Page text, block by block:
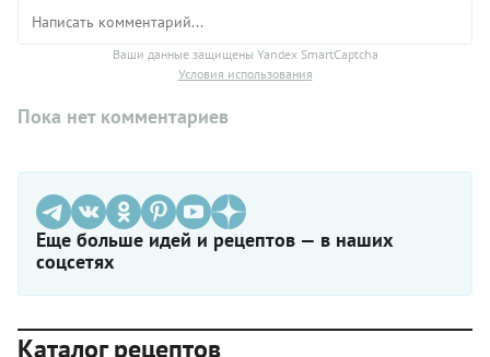
Ваши данные защищены Yandex SmartCaptcha
Условия использования
Пока нет комментариев
Еще больше идей и рецептов — в наших
соцсетях
Каталог рецептов